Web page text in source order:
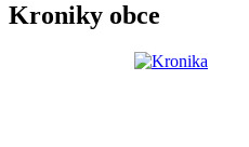
Kroniky obce